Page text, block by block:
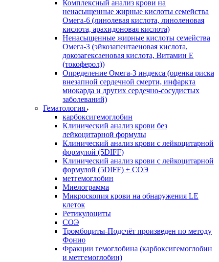
Комплексный анализ крови на
ненасыщенные жирные кислоты семейства
Омега-6 (линолевая кислота, линоленовая
кислота, арахидоновая кислота)
Ненасыщенные жирные кислоты семейства
Омега-3 (эйкозапентаеновая кислота,
докозагексаеновая кислота, Витамин E
(токоферол))
Определение Омега-3 индекса (оценка риска
внезапной сердечной смерти, инфаркта
миокарда и других сердечно-сосудистых
заболеваний)
Гематология
карбоксигемоглобин
Клинический анализ крови без
лейкоцитарной формулы
Клинический анализ крови с лейкоцитарной
формулой (5DIFF)
Клинический анализ крови с лейкоцитарной
формулой (5DIFF) + СОЭ
метгемоглобин
Миелограмма
Микроскопия крови на обнаружения LE
клеток
Ретикулоциты
СОЭ
Тромбоциты-Подсчёт произведен по методу
Фонио
Фракции гемоглобина (карбоксигемоглобин
и метгемоглобин)